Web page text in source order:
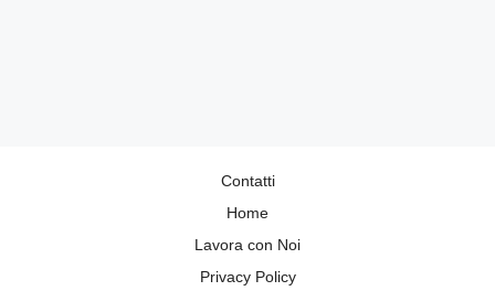
Contatti
Home
Lavora con Noi
Privacy Policy